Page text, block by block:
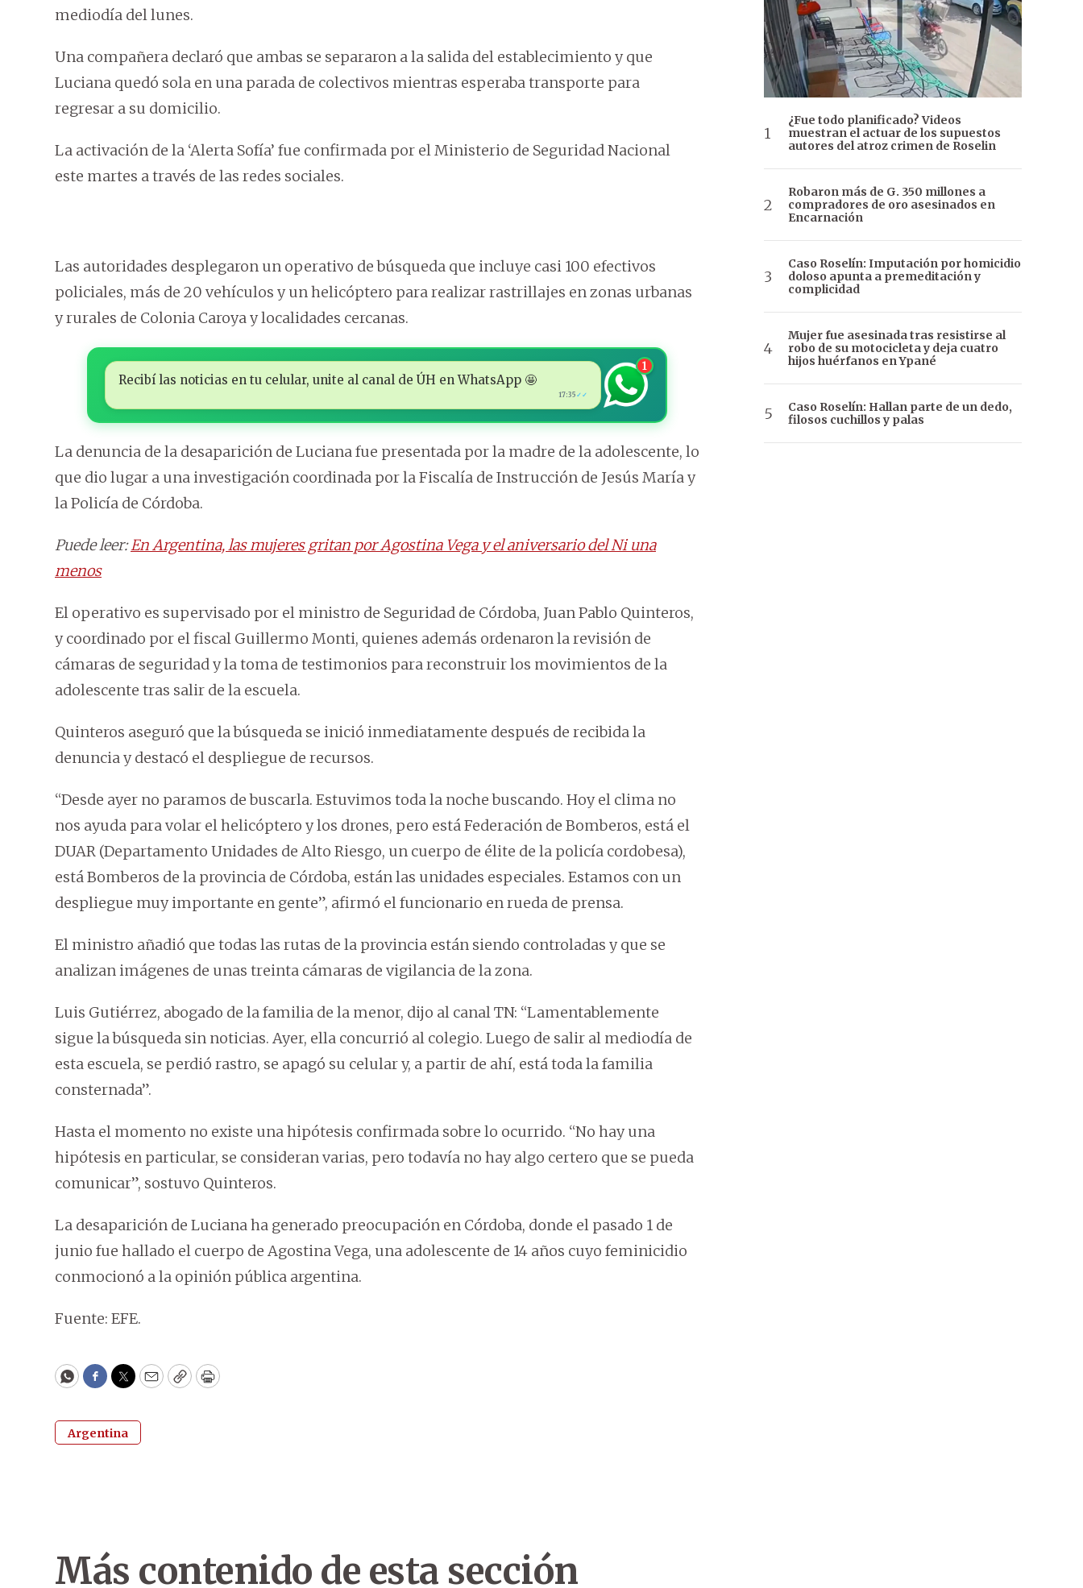
mediodía del lunes.
Una compañera declaró que ambas se separaron a la salida del establecimiento y que
Luciana quedó sola en una parada de colectivos mientras esperaba transporte para
regresar a su domicilio.
La activación de la ‘Alerta Sofía’ fue confirmada por el Ministerio de Seguridad Nacional
este martes a través de las redes sociales.
Las autoridades desplegaron un operativo de búsqueda que incluye casi 100 efectivos
policiales, más de 20 vehículos y un helicóptero para realizar rastrillajes en zonas urbanas
y rurales de Colonia Caroya y localidades cercanas.
Recibí las noticias en tu celular, unite al canal de ÚH en WhatsApp 🤩
17:35 ✓✓
1
La denuncia de la desaparición de Luciana fue presentada por la madre de la adolescente, lo
que dio lugar a una investigación coordinada por la Fiscalía de Instrucción de Jesús María y
la Policía de Córdoba.
Puede leer:En Argentina, las mujeres gritan por Agostina Vega y el aniversario del Ni una
menos
El operativo es supervisado por el ministro de Seguridad de Córdoba, Juan Pablo Quinteros,
y coordinado por el fiscal Guillermo Monti, quienes además ordenaron la revisión de
cámaras de seguridad y la toma de testimonios para reconstruir los movimientos de la
adolescente tras salir de la escuela.
Quinteros aseguró que la búsqueda se inició inmediatamente después de recibida la
denuncia y destacó el despliegue de recursos.
“Desde ayer no paramos de buscarla. Estuvimos toda la noche buscando. Hoy el clima no
nos ayuda para volar el helicóptero y los drones, pero está Federación de Bomberos, está el
DUAR (Departamento Unidades de Alto Riesgo, un cuerpo de élite de la policía cordobesa),
está Bomberos de la provincia de Córdoba, están las unidades especiales. Estamos con un
despliegue muy importante en gente”, afirmó el funcionario en rueda de prensa.
El ministro añadió que todas las rutas de la provincia están siendo controladas y que se
analizan imágenes de unas treinta cámaras de vigilancia de la zona.
Luis Gutiérrez, abogado de la familia de la menor, dijo al canal TN: “Lamentablemente
sigue la búsqueda sin noticias. Ayer, ella concurrió al colegio. Luego de salir al mediodía de
esta escuela, se perdió rastro, se apagó su celular y, a partir de ahí, está toda la familia
consternada”.
Hasta el momento no existe una hipótesis confirmada sobre lo ocurrido. “No hay una
hipótesis en particular, se consideran varias, pero todavía no hay algo certero que se pueda
comunicar”, sostuvo Quinteros.
La desaparición de Luciana ha generado preocupación en Córdoba, donde el pasado 1 de
junio fue hallado el cuerpo de Agostina Vega, una adolescente de 14 años cuyo feminicidio
conmocionó a la opinión pública argentina.
Fuente: EFE.
WhatsApp
Facebook
Twitter
EmailCopyPrint
Argentina
¿Fue todo planificado? Videos
muestran el actuar de los supuestos
autores del atroz crimen de Roselin
Robaron más de G. 350 millones a
compradores de oro asesinados en
Encarnación
Caso Roselín: Imputación por homicidio
doloso apunta a premeditación y
complicidad
Mujer fue asesinada tras resistirse al
robo de su motocicleta y deja cuatro
hijos huérfanos en Ypané
Caso Roselín: Hallan parte de un dedo,
filosos cuchillos y palas
Más contenido de esta sección